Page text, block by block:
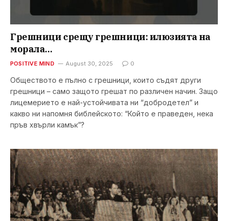
Грешници срещу грешници: илюзията на
морала…
POSITIVE MIND August 30, 2025 0
Обществото е пълно с грешници, които съдят други
грешници – само защото грешат по различен начин. Защо
лицемерието е най-устойчивата ни “добродетел” и
какво ни напомня библейското: “Който е праведен, нека
пръв хвърли камък”?